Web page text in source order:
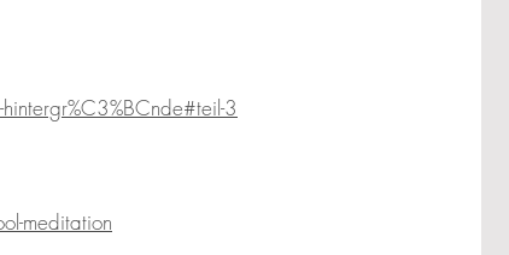
3
meditation